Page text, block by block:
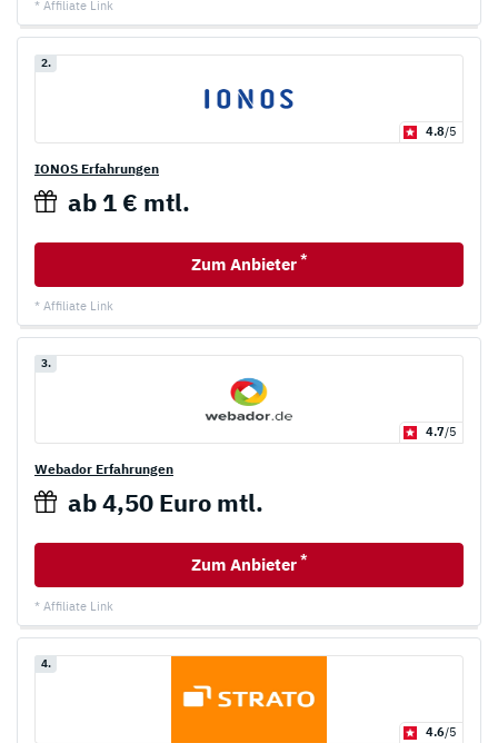
* Affiliate Link
2.
4.8/5
IONOS Erfahrungen
ab 1 € mtl.
Zum Anbieter *
* Affiliate Link
3.
4.7/5
Webador Erfahrungen
ab 4,50 Euro mtl.
Zum Anbieter *
* Affiliate Link
4.
4.6/5